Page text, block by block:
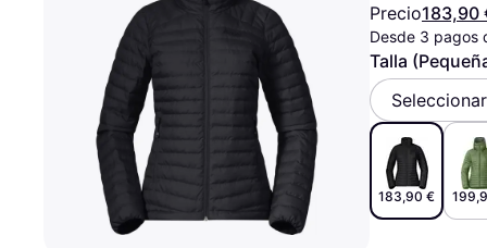
Financiación
Klarna en Apple
JD Sports
Directorio de
Precio183,90
Desde 3 pagos
Talla
183,90 €